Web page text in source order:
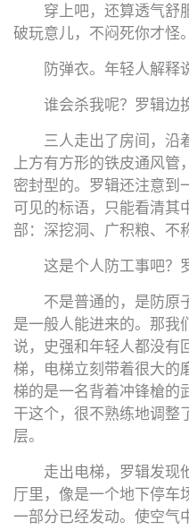
穿上吧，还算透气舒
破玩意儿，不闷死你才怪
防弹衣。年轻人解释
谁会杀我呢？罗辑边
三人走出了房间，沿
上方有方形的铁皮通风管
密封型的。罗辑还注意到
可见的标语，只能看清其
部：深挖洞、广积粮、不
这是个人防工事吧？
不是普通的，是防原
是一般人能进来的。那我
说，史强和年轻人都没有
梯，电梯立刻带着很大的
梯的是一名背着冲锋槍的
干这个，很不熟练地调整
层。
走出电梯，罗辑发现
厅里，像是一个地下停车
一部分已经发动。使空气